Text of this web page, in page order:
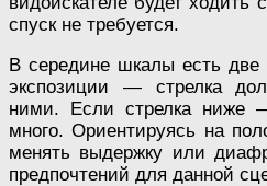
спуск не требуется.
В середине шкалы есть две
экспозиции — стрелка
ними. Если стрелка
много. Ориентируясь на
менять выдержку или
предпочтений для данной